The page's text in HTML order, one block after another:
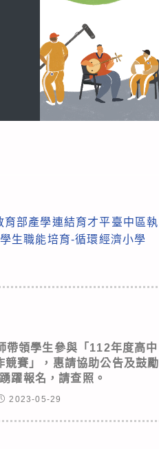
部產學連結育才平臺中區執
生職能培育-循環經濟小學
帶領學生參與「112年度高中
競賽」，惠請協助公告及鼓勵
躍報名，請查照。
2023-05-29